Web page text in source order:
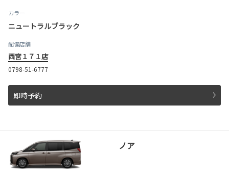
カラー
ニュートラルブラック
配備店舗
西宮１７１店
0798-51-6777
即時予約
ノア